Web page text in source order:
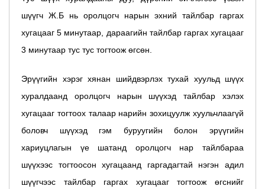
шүүгч Ж.Б нь оролцогч нарын эхний тайлбар гаргах
хугацааг 5 минутаар, дараагийн тайлбар гаргах хугацааг
3 минутаар тус тус тогтоож өгсөн.
Эрүүгийн хэрэг хянан шийдвэрлэх тухай хуульд шүүх
хуралдаанд оролцогч нарын шүүхэд тайлбар хэлэх
хугацааг тогтоох талаар нарийн зохицуулж хуульчлаагүй
боловч шүүхэд гэм буруугийн болон эрүүгийн
хариуцлагын үе шатанд оролцогч нар тайлбараа
шүүхээс тогтоосон хугацаанд гаргадагтай нэгэн адил
шүүгчээс тайлбар гаргах хугацааг тогтоож өгснийг